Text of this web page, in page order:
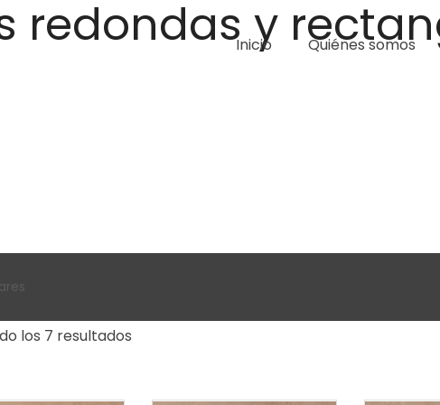
Inicio Quiénes somos
redondas y
los 7 resultados